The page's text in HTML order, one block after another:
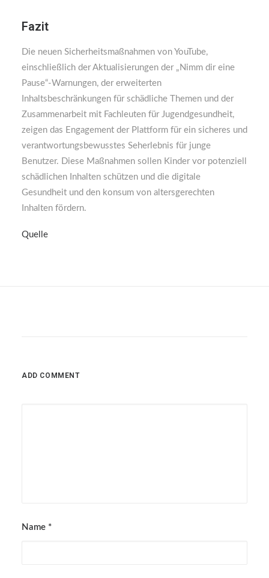
Fazit
Die neuen Sicherheitsmaßnahmen von YouTube,
einschließlich der Aktualisierungen der „Nimm dir eine
Pause“-Warnungen, der erweiterten
Inhaltsbeschränkungen für schädliche Themen und der
Zusammenarbeit mit Fachleuten für Jugendgesundheit,
zeigen das Engagement der Plattform für ein sicheres und
verantwortungsbewusstes Seherlebnis für junge
Benutzer. Diese Maßnahmen sollen Kinder vor potenziell
schädlichen Inhalten schützen und die digitale
Gesundheit und den konsum von altersgerechten
Inhalten fördern.
Quelle
ADD COMMENT
Name *